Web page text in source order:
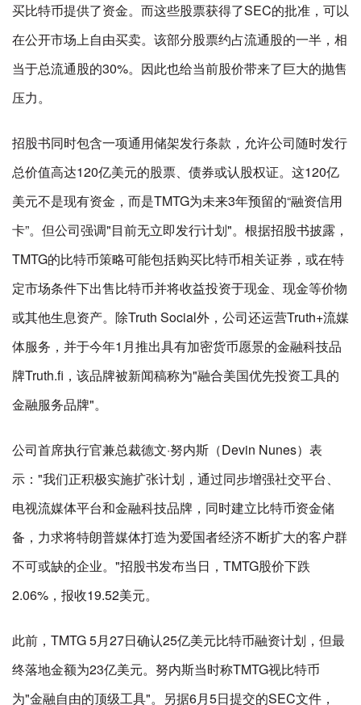
买比特币提供了资金。而这些股票获得了SEC的批准，可以
在公开市场上自由买卖。该部分股票约占流通股的一半，相
当于总流通股的30%。因此也给当前股价带来了巨大的抛售
压力。
招股书同时包含一项通用储架发行条款，允许公司随时发行
总价值高达120亿美元的股票、债券或认股权证。这120亿
美元不是现有资金，而是TMTG为未来3年预留的“融资信用
卡”。但公司强调"目前无立即发行计划"。根据招股书披露，
TMTG的比特币策略可能包括购买比特币相关证券，或在特
定市场条件下出售比特币并将收益投资于现金、现金等价物
或其他生息资产。除Truth Social外，公司还运营Truth+流媒
体服务，并于今年1月推出具有加密货币愿景的金融科技品
牌Truth.fi，该品牌被新闻稿称为"融合美国优先投资工具的
金融服务品牌"。
公司首席执行官兼总裁德文·努内斯（Devin Nunes）表
示："我们正积极实施扩张计划，通过同步增强社交平台、
电视流媒体平台和金融科技品牌，同时建立比特币资金储
备，力求将特朗普媒体打造为爱国者经济不断扩大的客户群
不可或缺的企业。"招股书发布当日，TMTG股价下跌
2.06%，报收19.52美元。
此前，TMTG 5月27日确认25亿美元比特币融资计划，但最
终落地金额为23亿美元。努内斯当时称TMTG视比特币
为"金融自由的顶级工具"。另据6月5日提交的SEC文件，